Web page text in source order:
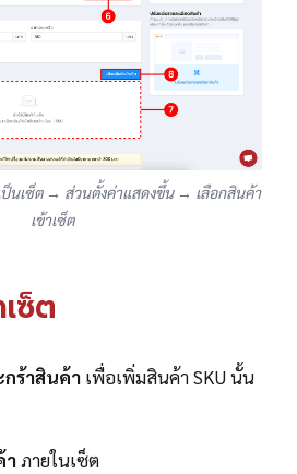
นเซ็ต → ส่วนตั้งค่าแสดงขึ้น → เลือกสินค้า
เข้าเซ็ต
ซ็ต
ร้าสินค้า เพื่อเพิ่มสินค้า SKU นั้น
าภายในเซ็ต